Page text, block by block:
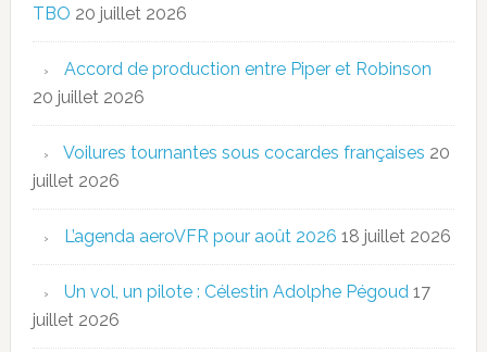
TBO 20 juillet 2026
Accord de production entre Piper et Robinson
20 juillet 2026
Voilures tournantes sous cocardes françaises 20
juillet 2026
L’agenda aeroVFR pour août 2026 18 juillet 2026
Un vol, un pilote : Célestin Adolphe Pégoud 17
juillet 2026